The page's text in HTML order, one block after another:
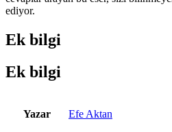
ediyor.
Ek bilgi
Ek bilgi
Yazar Efe Aktan